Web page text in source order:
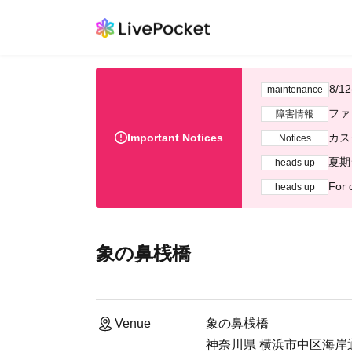
Important Notices
maintenance 8/
障害情報 フ
Notices カ
heads up 夏
heads up For
象の鼻桟橋
Venue
象の鼻桟橋
神奈川県 横浜市中区海岸